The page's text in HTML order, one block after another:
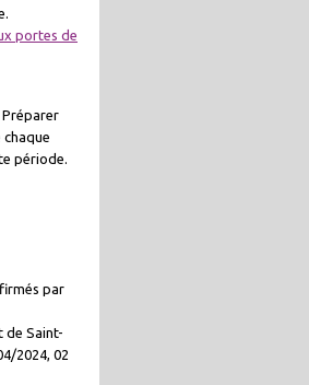
portes de
Préparer
période.
par
de Saint-
2024, 02